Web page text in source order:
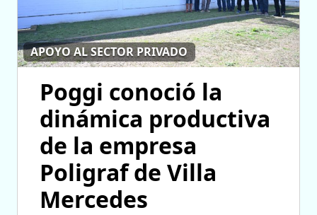
APOYO AL SECTOR PRIVADO
Poggi conoció la
dinámica productiva
de la empresa
Poligraf de Villa
Mercedes